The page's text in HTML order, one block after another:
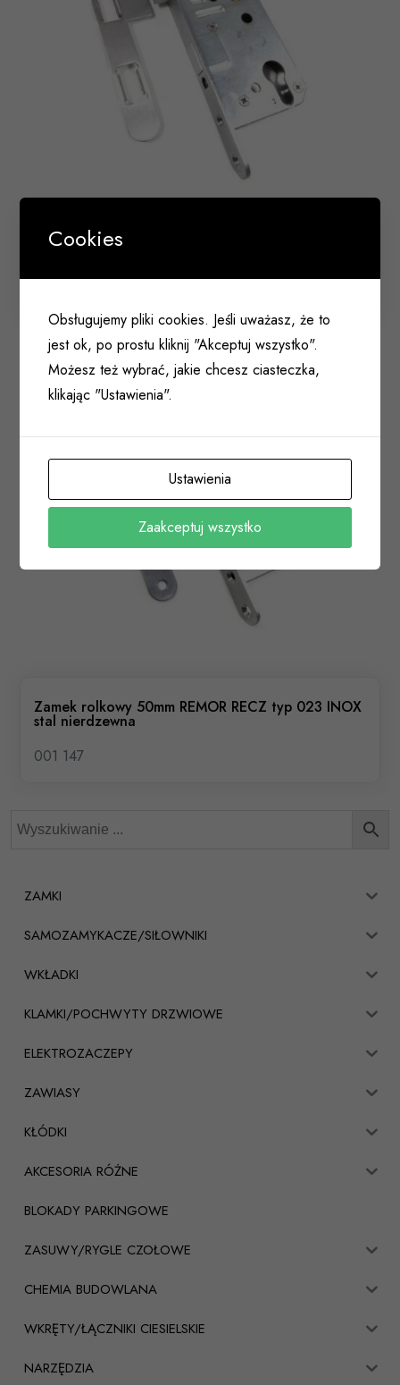
Zamek 70/50 REMOR RECZ typ 018 lewy INOX
Zamek rolkowy 50mm REMOR RECZ typ 023 INOX
stal nierdzewna
001 147
ZAMKI
SAMOZAMYKACZE/SIŁOWNIKI
WKŁADKI
KLAMKI/POCHWYTY DRZWIOWE
ELEKTROZACZEPY
ZAWIASY
KŁÓDKI
AKCESORIA RÓŻNE
BLOKADY PARKINGOWE
ZASUWY/RYGLE CZOŁOWE
CHEMIA BUDOWLANA
WKRĘTY/ŁĄCZNIKI CIESIELSKIE
NARZĘDZIA
Cookies
Obsługujemy pliki cookies. Jeśli uważasz, że to
jest ok, po prostu kliknij "Akceptuj wszystko".
Możesz też wybrać, jakie chcesz ciasteczka,
klikając "Ustawienia".
Ustawienia
Zaakceptuj wszystko